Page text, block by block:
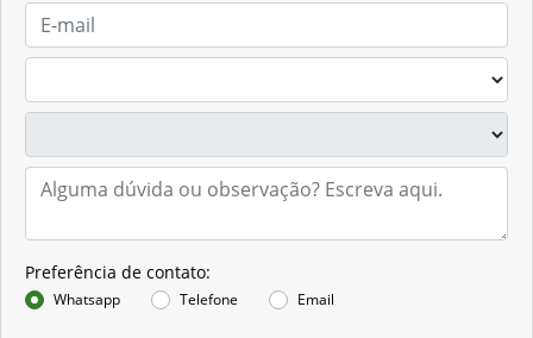
Preferência de contato:
Whatsapp Telefone Email